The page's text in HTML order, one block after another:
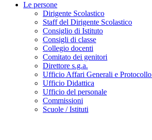
Le persone
Dirigente Scolastico
Staff del Dirigente Scolastico
Consiglio di Istituto
Consigli di classe
Collegio docenti
Comitato dei genitori
Direttore s.g.a.
Ufficio Affari Generali e Protocollo
Ufficio Didattica
Ufficio del personale
Commissioni
Scuole / Istituti